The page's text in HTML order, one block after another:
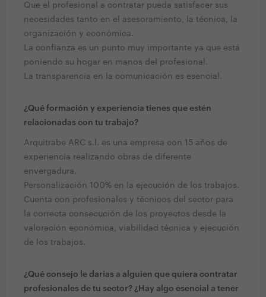
Que el profesional a contratar pueda satisfacer sus
necesidades tanto en el asesoramiento, la técnica, la
organización y económica.
La confianza es un punto muy importante ya que está
poniendo su hogar en manos del profesional.
La transparencia en la comunicación es esencial.
¿Qué formación y experiencia tienes que estén
relacionadas con tu trabajo?
Arquitrabe ARC s.l. es una empresa con 15 años de
experiencia realizando obras de diferente
envergadura.
Personalización 100% en la ejecución de los trabajos.
Cuenta con profesionales y técnicos del sector para
la correcta consecución de los proyectos desde la
valoración económica, viabilidad técnica y ejecución
de los trabajos.
¿Qué consejo le darías a alguien que quiera contratar
profesionales de tu sector? ¿Hay algo esencial a tener